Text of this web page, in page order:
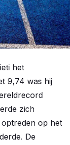
het
9,74 was hij
zich
op het
De